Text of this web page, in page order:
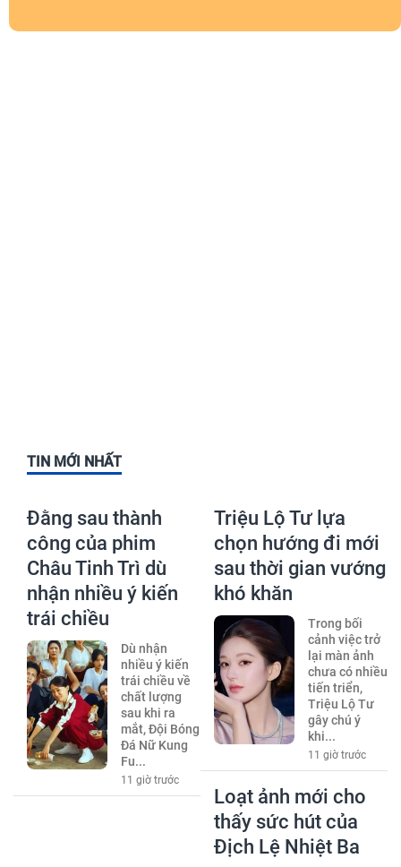
TIN MỚI NHẤT
Đằng sau thành
công của phim
Châu Tinh Trì dù
nhận nhiều ý kiến
trái chiều
Dù nhận
nhiều ý kiến
trái chiều về
chất lượng
sau khi ra
mắt, Đội Bóng
Đá Nữ Kung
Fu...
11 giờ trước
Triệu Lộ Tư lựa
chọn hướng đi mới
sau thời gian vướng
khó khăn
Trong bối
cảnh việc trở
lại màn ảnh
chưa có nhiều
tiến triển,
Triệu Lộ Tư
gây chú ý
khi...
11 giờ trước
Loạt ảnh mới cho
thấy sức hút của
Địch Lệ Nhiệt Ba